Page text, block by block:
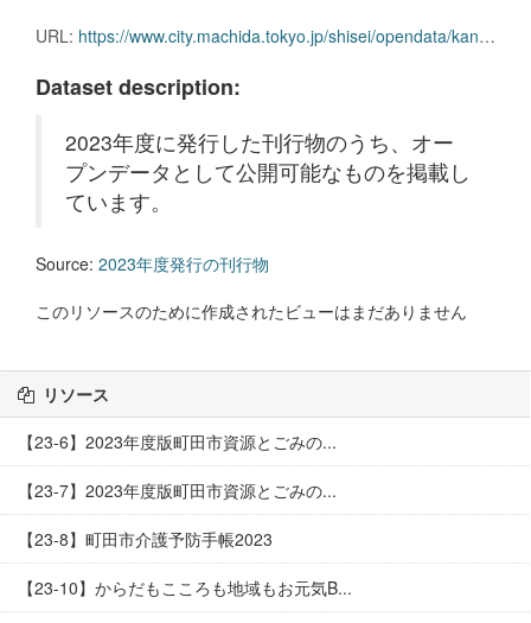
URL: https://www.city.machida.tokyo.jp/shisei/opendata/kankobutsu/2023-kankoubutsu.files/23-62.pdf
Dataset description:
2023年度に発行した刊行物のうち、オー
プンデータとして公開可能なものを掲載し
ています。
Source: 2023年度発行の刊行物
このリソースのために作成されたビューはまだありません
リソース
【23-6】2023年度版町田市資源とごみの...
【23-7】2023年度版町田市資源とごみの...
【23-8】町田市介護予防手帳2023
【23-10】からだもこころも地域もお元気B...